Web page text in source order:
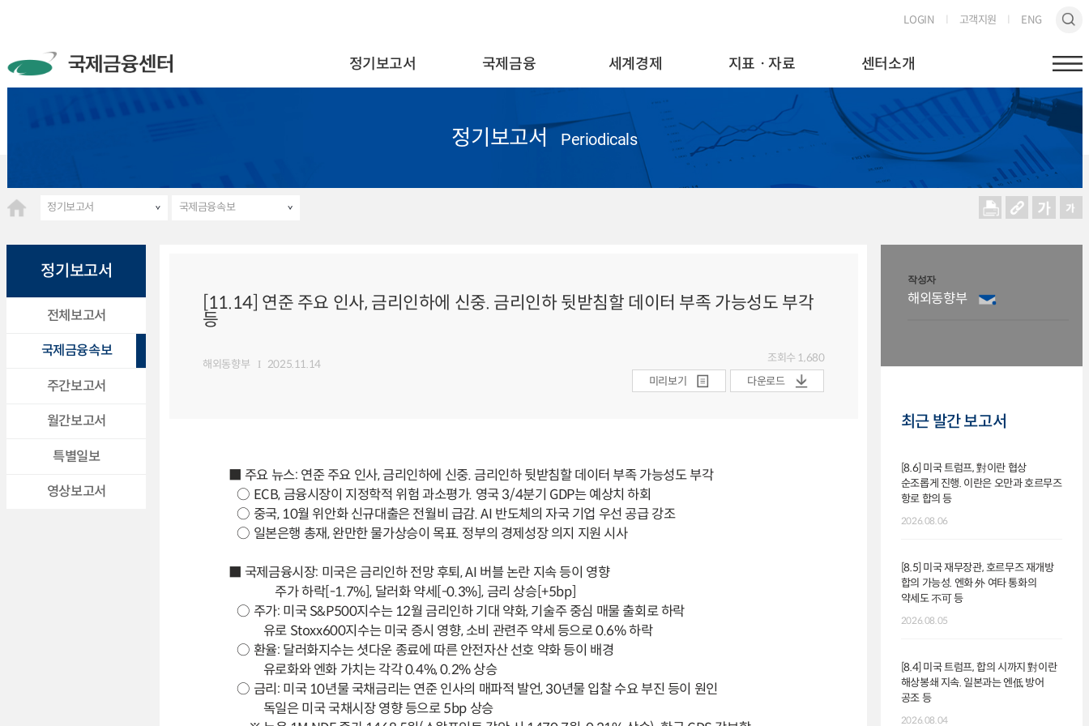
LOGIN 고객지원 ENG
정기보고서 국제금융 세계경제 지표ㆍ자료 센터소개
정기보고서 Periodicals
정기보고서 국제금융속보
정기보고서
전체보고서
국제금융속보
주간보고서
월간보고서
특별일보
영상보고서
[11.14] 연준 주요 인사, 금리인하에 신중. 금리인하 뒷받침할 데이터 부족 가능성도 부각
등
해외동향부 2025.11.14 조회수 1,680
미리보기
다운로드
■ 주요 뉴스: 연준 주요 인사, 금리인하에 신중. 금리인하 뒷받침할 데이터 부족 가능성도 부각
○ ECB, 금융시장이 지정학적 위험 과소평가. 영국 3/4분기 GDP는 예상치 하회
○ 중국, 10월 위안화 신규대출은 전월비 급감. AI 반도체의 자국 기업 우선 공급 강조
○ 일본은행 총재, 완만한 물가상승이 목표. 정부의 경제성장 의지 지원 시사
■ 국제금융시장: 미국은 금리인하 전망 후퇴, AI 버블 논란 지속 등이 영향
주가 하락[-1.7%], 달러화 약세[-0.3%], 금리 상승[+5bp]
○ 주가: 미국 S&P500지수는 12월 금리인하 기대 약화, 기술주 중심 매물 출회로 하락
유로 Stoxx600지수는 미국 증시 영향, 소비 관련주 약세 등으로 0.6% 하락
○ 환율: 달러화지수는 셧다운 종료에 따른 안전자산 선호 약화 등이 배경
유로화와 엔화 가치는 각각 0.4%, 0.2% 상승
○ 금리: 미국 10년물 국채금리는 연준 인사의 매파적 발언, 30년물 입찰 수요 부진 등이 원인
독일은 미국 국채시장 영향 등으로 5bp 상승
작성자
해외동향부
최근 발간 보고서
[8.6] 미국 트럼프, 對이란 협상
순조롭게 진행. 이란은 오만과 호르무즈
항로 합의 등
2026.08.06
[8.5] 미국 재무장관, 호르무즈 재개방
합의 가능성. 엔화 外 여타 통화의
약세도 不可 등
2026.08.05
[8.4] 미국 트럼프, 합의 시까지 對이란
해상봉쇄 지속. 일본과는 엔低 방어
공조 등
2026.08.04